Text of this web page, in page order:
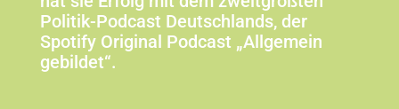
Politik-Podcast Deutschlands, der
Spotify Original Podcast „Allgemein
gebildet“.